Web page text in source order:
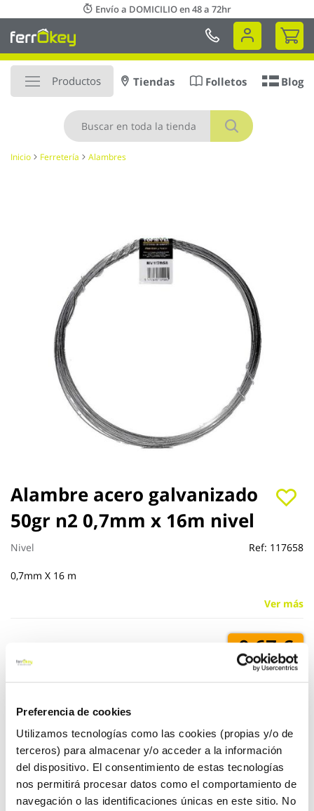
Preferencia de cookies
Utilizamos tecnologías como las cookies (propias y/o de
terceros) para almacenar y/o acceder a la información
del dispositivo. El consentimiento de estas tecnologías
nos permitirá procesar datos como el comportamiento de
navegación o las identificaciones únicas en este sitio. No
al
contenido
Envío a DOMICILIO en 48 a 72hr
Mi
Productos
Buscar
Tiendas Folletos Blog
Inicio Ferretería Alambres
Alambre acero galvanizado
50gr n2 0,7mm x 16m nivel
Nivel Ref: 117658
0,7mm X 16 m
Ver más
0,67 €
Click&Collect - Recogida gratis
en nuestras tiendas
Envío a domicilio:
Saltar
al
comienzo
de
la
de